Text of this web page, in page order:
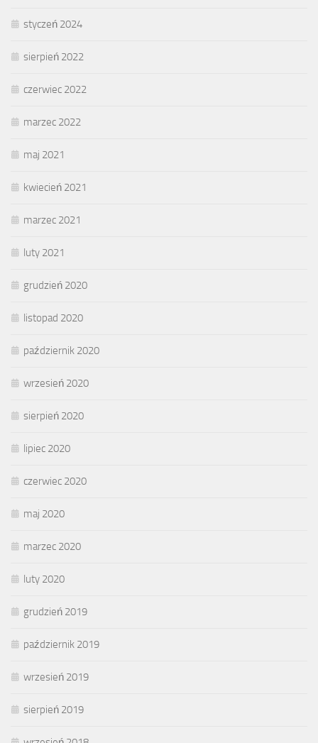
styczeń 2024
sierpień 2022
czerwiec 2022
marzec 2022
maj 2021
kwiecień 2021
marzec 2021
luty 2021
grudzień 2020
listopad 2020
październik 2020
wrzesień 2020
sierpień 2020
lipiec 2020
czerwiec 2020
maj 2020
marzec 2020
luty 2020
grudzień 2019
październik 2019
wrzesień 2019
sierpień 2019